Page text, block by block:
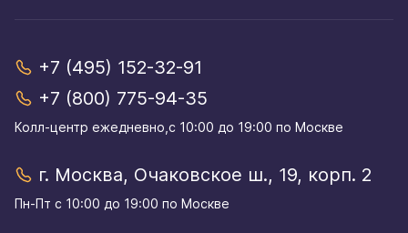
+7 (495) 152-32-91
+7 (800) 775-94-35
Колл-центр eжедневно,с 10:00 до 19:00 по Москве
г. Москва, Очаковское ш., 19, корп. 2
Пн-Пт с 10:00 до 19:00 по Москве